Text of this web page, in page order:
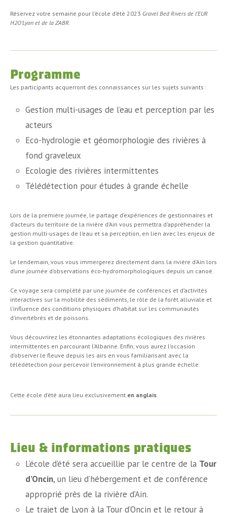
Réservez votre semaine pour l’école d’été 2023 Gravel Bed Rivers de l’EUR
H2O’Lyon et de la ZABR.
Programme
Les participants acquerront des connaissances sur les sujets suivants :
Gestion multi-usages de l’eau et perception par les
acteurs
Eco-hydrologie et géomorphologie des rivières à
fond graveleux
Ecologie des rivières intermittentes
Télédétection pour études à grande échelle
Lors de la première journée, le partage d’expériences de gestionnaires et
d’acteurs du territoire de la rivière d’Ain vous permettra d’appréhender la
gestion multi-usages de l’eau et sa perception, en lien avec les enjeux de
la gestion quantitative.
Le lendemain, vous vous immergerez directement dans la rivière d’Ain lors
d’une journée d’observations éco-hydromorphologiques depuis un canoë.
Ce voyage sera complété par une journée de conférences et d’activités
interactives sur la mobilité des sédiments, le rôle de la forêt alluviale et
l’influence des conditions physiques d’habitat sur les communautés
d’invertébrés et de poissons.
Vous découvrirez les étonnantes adaptations écologiques des rivières
intermittentes en parcourant l’Albarine. Enfin, vous aurez l’occasion
d’observer le fleuve depuis les airs en vous familiarisant avec la
télédétection pour percevoir l’environnement à plus grande échelle.
Cette école d’été aura lieu exclusivement en anglais.
Lieu & informations pratiques
L’école d’été sera accueillie par le centre de la Tour
d’Oncin, un lieu d’hébergement et de conférence
approprié près de la rivière d’Ain.
Le trajet de Lyon à la Tour d’Oncin et le retour à